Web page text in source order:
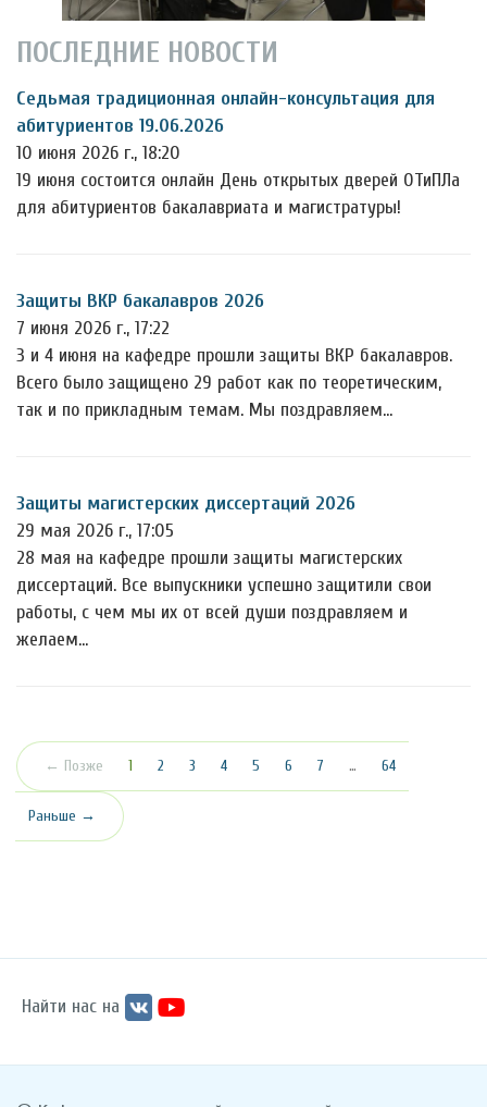
ПОСЛЕДНИЕ НОВОСТИ
Седьмая традиционная онлайн-консультация для
абитуриентов 19.06.2026
10 июня 2026 г., 18:20
19 июня состоится онлайн День открытых дверей ОТиПЛа
для абитуриентов бакалавриата и магистратуры!
Защиты ВКР бакалавров 2026
7 июня 2026 г., 17:22
3 и 4 июня на кафедре прошли защиты ВКР бакалавров.
Всего было защищено 29 работ как по теоретическим,
так и по прикладным темам. Мы поздравляем…
Защиты магистерских диссертаций 2026
29 мая 2026 г., 17:05
28 мая на кафедре прошли защиты магистерских
диссертаций. Все выпускники успешно защитили свои
работы, с чем мы их от всей души поздравляем и
желаем…
← Позже 1 (текущая)
2 3 4 5 6 7 … 64
Раньше →
Найти нас на